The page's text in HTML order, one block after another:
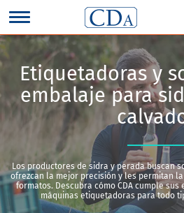
Etiquetadoras y
embalaje para
Los productores de sidra y perada buscan
ofrezcan la mejor precisión y les permitan
formatos. Descubra cómo CDA cumple sus
máquinas etiquetadoras para todo